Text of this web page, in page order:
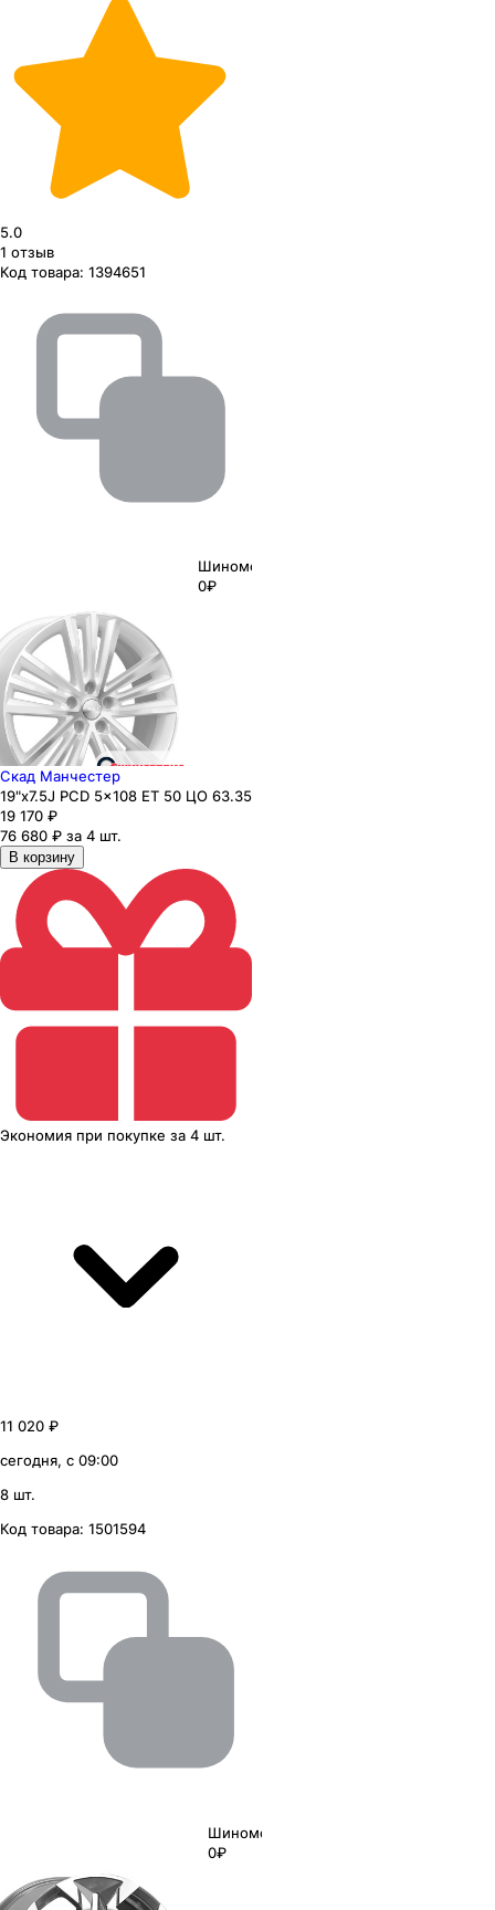
5.0
1 отзыв
Код товара: 1394651
Шиномонтаж
0₽
Скад Манчестер
19"x7.5J PCD 5x108 ЕТ 50 ЦО 63.35
19 170 ₽
76 680 ₽ за 4 шт.
В корзину
Экономия при покупке за 4 шт.
11 020 ₽
сегодня, с 09:00
8 шт.
Код товара: 1501594
Шиномонтаж
0₽